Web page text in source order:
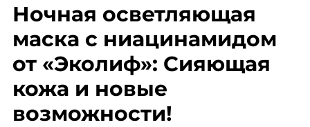
Ночная осветляющая
маска с ниацинамидом
от «Эколиф»: Сияющая
кожа и новые
возможности!